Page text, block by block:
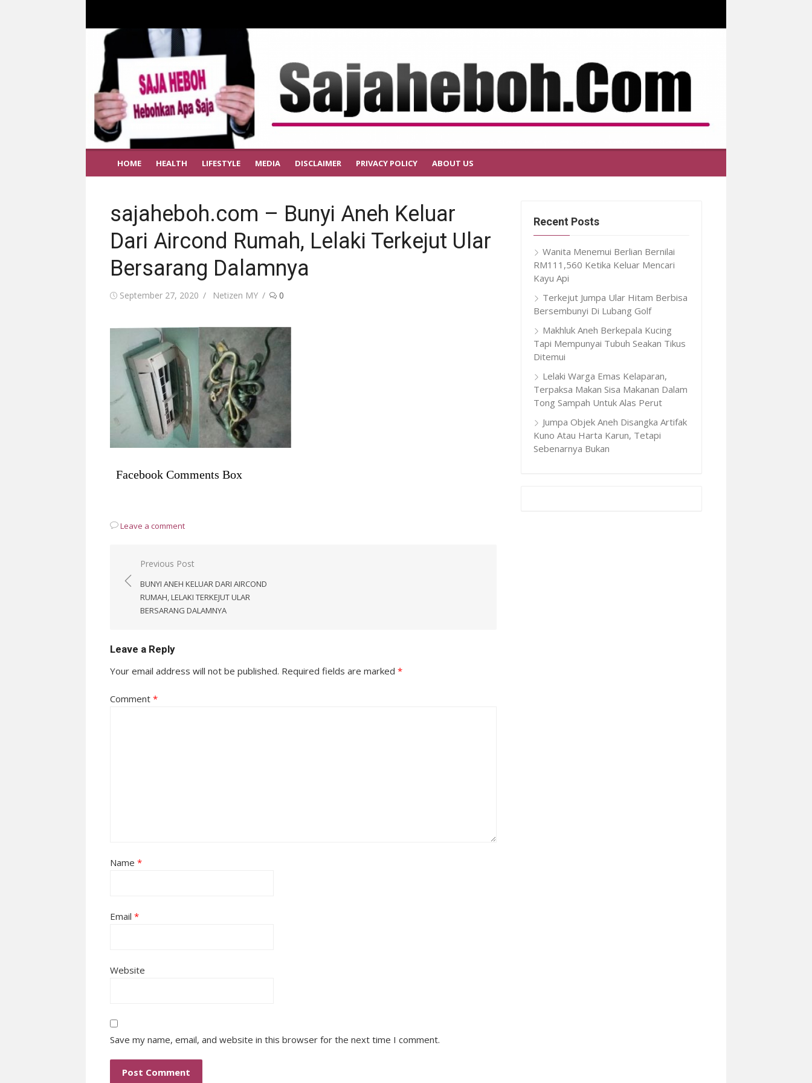
HOME HEALTH LIFESTYLE MEDIA DISCLAIMER PRIVACY POLICY ABOUT US
sajaheboh.com – Bunyi Aneh Keluar
Dari Aircond Rumah, Lelaki Terkejut Ular
Bersarang Dalamnya
Posted
September 27, 2020 Author
Netizen MY 0
Facebook Comments Box
Leave a comment
Post
navigation
Previous Post
BUNYI ANEH KELUAR DARI AIRCOND
RUMAH, LELAKI TERKEJUT ULAR
BERSARANG DALAMNYA
Leave a Reply
Your email address will not be published. Required fields are marked *
Comment *
Name *
Email *
Website
Save my name, email, and website in this browser for the next time I comment.
Recent Posts
Wanita Menemui Berlian Bernilai
RM111,560 Ketika Keluar Mencari
Kayu Api
Terkejut Jumpa Ular Hitam Berbisa
Bersembunyi Di Lubang Golf
Makhluk Aneh Berkepala Kucing
Tapi Mempunyai Tubuh Seakan Tikus
Ditemui
Lelaki Warga Emas Kelaparan,
Terpaksa Makan Sisa Makanan Dalam
Tong Sampah Untuk Alas Perut
Jumpa Objek Aneh Disangka Artifak
Kuno Atau Harta Karun, Tetapi
Sebenarnya Bukan